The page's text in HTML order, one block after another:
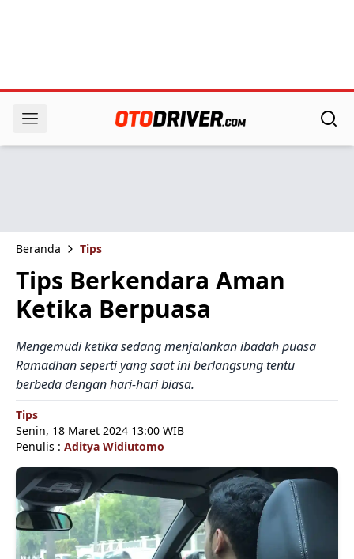
Beranda Tips
Tips Berkendara Aman
Ketika Berpuasa
Mengemudi ketika sedang menjalankan ibadah puasa
Ramadhan seperti yang saat ini berlangsung tentu
berbeda dengan hari-hari biasa.
Tips
Senin, 18 Maret 2024 13:00 WIB
Penulis : Aditya Widiutomo